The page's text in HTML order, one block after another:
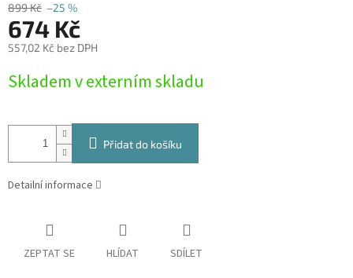
899 Kč –25 %
674 Kč
557,02 Kč bez DPH
cena:
Skladem v externím skladu
Přidat do košíku
Detailní informace
ZEPTAT SE HLÍDAT SDÍLET